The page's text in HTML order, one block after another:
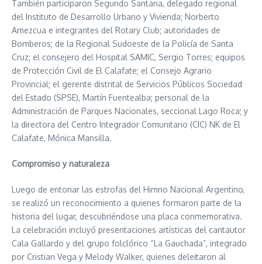
También participaron Segundo Santana, delegado regional
del Instituto de Desarrollo Urbano y Vivienda; Norberto
Amezcua e integrantes del Rotary Club; autoridades de
Bomberos; de la Regional Sudoeste de la Policía de Santa
Cruz; el consejero del Hospital SAMIC, Sergio Torres; equipos
de Protección Civil de El Calafate; el Consejo Agrario
Provincial; el gerente distrital de Servicios Públicos Sociedad
del Estado (SPSE), Martín Fuentealba; personal de la
Administración de Parques Nacionales, seccional Lago Roca; y
la directora del Centro Integrador Comunitario (CIC) NK de El
Calafate, Mónica Mansilla.
Compromiso y naturaleza
Luego de entonar las estrofas del Himno Nacional Argentino,
se realizó un reconocimiento a quienes formaron parte de la
historia del lugar, descubriéndose una placa conmemorativa.
La celebración incluyó presentaciones artísticas del cantautor
Cala Gallardo y del grupo folclórico “La Gauchada”, integrado
por Cristian Vega y Melody Walker, quienes deleitaron al